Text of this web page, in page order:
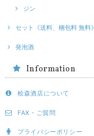
ジン
セット《送料、梱包料 無料》
発泡酒
Information
桧森酒店について
FAX・ご質問
プライバシーポリシー